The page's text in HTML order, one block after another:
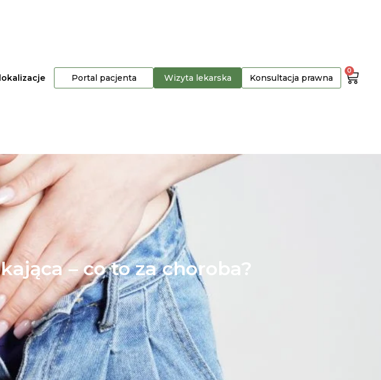
Portal pacjenta Wizyta lekarska Konsultacja prawna
0
– co to za choroba?